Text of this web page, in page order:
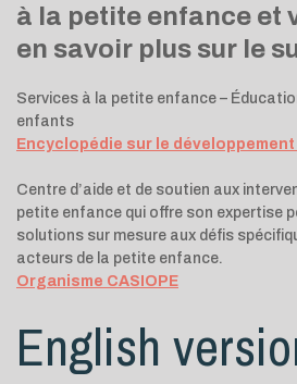
à la petite enfance et
en savoir plus sur le
Services à la petite enfance –
enfants
Encyclopédie sur le
Centre d’aide et de soutien aux
petite enfance qui offre son expertise
solutions sur mesure aux défis
acteurs de la petite enfance.
Organisme CASIOPE
English